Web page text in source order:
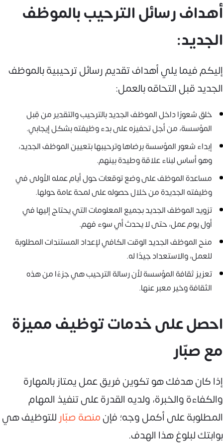
أهداف رسائل الترحيب بالموظف
الجديد:
إليكم فيما يلي أهداف تقديم رسائل ترحيبية بالموظف
الجديد قبل التحاقه بالعمل:
خلق شعورًا داخل الموظف الجديد بالترحيب والتقدير من قِبل
المؤسسة، من أجل تحفيزه على بدء وظيفته بشكل إيجابي.
إبداء شعور المؤسسة برضاها وترحيبها بتعيين الموظف الجديد،
وهو أساس لبناء علاقة وطيدة بينهم.
مساعدة الموظف على وضع توقعات حول أيام عمله الأولى في
وظيفته الجديدة من خلال حصوله على لمحة عامة حولها.
تزويد الموظف الجديد بجميع المعلومات التي يحتاج إليها في
أول يوم عمل، حتى لا يحدث أي سوء فهم.
منح الموظف الجديد الوقت الكافي لإعداد المستندات المطلوبة
للعمل، والاستعداد جيدًا له.
تعزيز ثقافة المؤسسة لأن رسالة الترحيب هي جزءًا من هذه
الثقافة وخير معبر عنها.
احصل على خدمات توظيف مميزة
مع صبّار
إذا كان هدفك هو تكوين فريق عمل يمتاز بالمهارة
والكفاءة والخبرة، ولديه القدرة على تنفيذ المهام
المطلوبة على أكمل وجه؛ فإنمنصة صبّار للتوظيف هي
بوابتك لبلوغ هذا الهدف.